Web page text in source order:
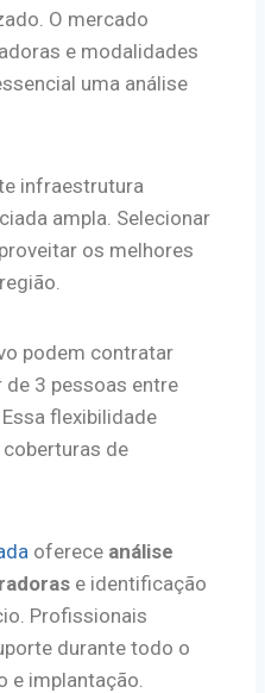
O mercado
e modalidades
uma análise
infraestrutura
ampla. Selecionar
os melhores
podem contratar
3 pessoas entre
flexibilidade
de
oferece análise
e identificação
Profissionais
durante todo o
e implantação.